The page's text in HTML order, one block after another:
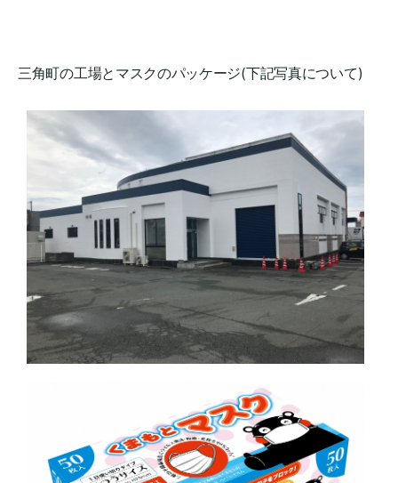
三角町の工場とマスクのパッケージ(下記写真について)